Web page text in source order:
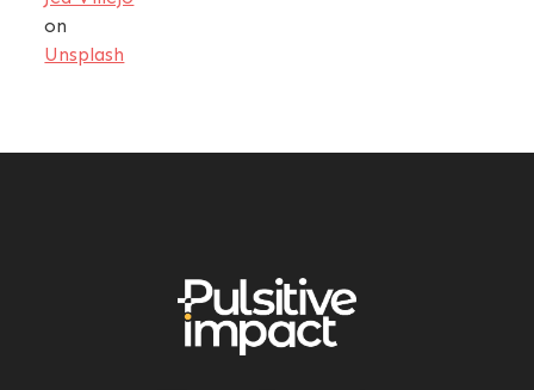
on
Unsplash